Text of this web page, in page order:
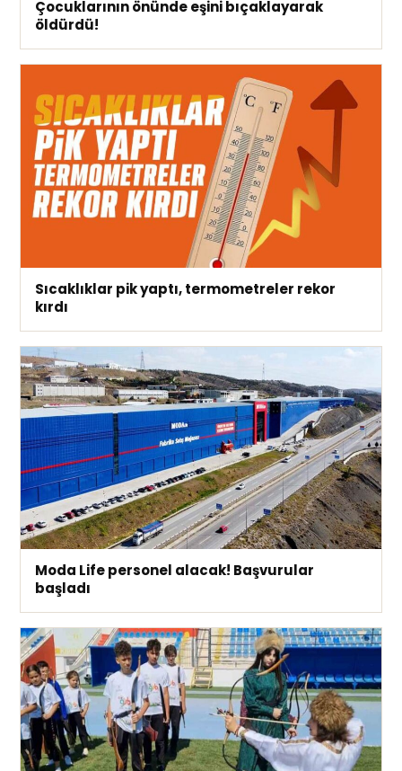
Çocuklarının önünde eşini bıçaklayarak
öldürdü!
Sıcaklıklar pik yaptı, termometreler rekor
kırdı
Moda Life personel alacak! Başvurular
başladı